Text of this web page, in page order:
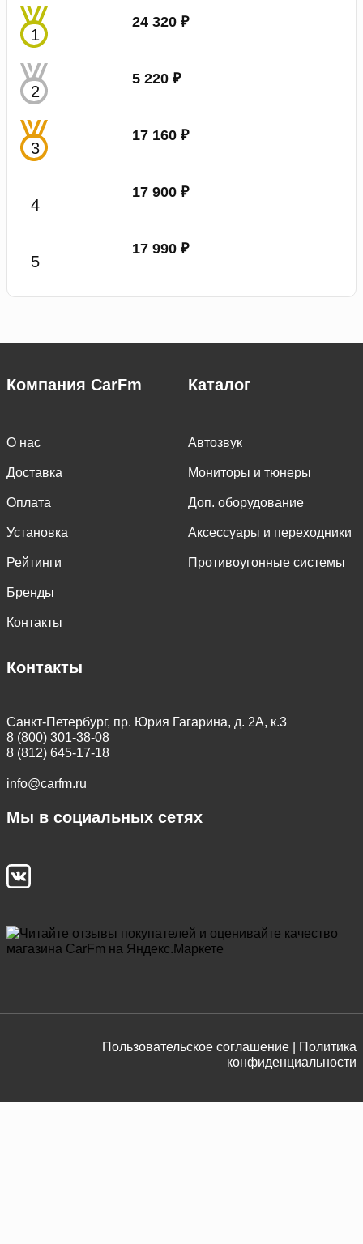
24 320 ₽
5 220 ₽
17 160 ₽
17 900 ₽
17 990 ₽
Компания CarFm
О нас
Доставка
Оплата
Установка
Рейтинги
Бренды
Контакты
Каталог
Автозвук
Мониторы и тюнеры
Доп. оборудование
Аксессуары и переходники
Противоугонные системы
Контакты
Санкт-Петербург, пр. Юрия Гагарина, д. 2А, к.3
8 (800) 301-38-08
8 (812) 645-17-18
info@carfm.ru
Мы в социальных сетях
Пользовательское соглашение |
Политика
конфиденциальности